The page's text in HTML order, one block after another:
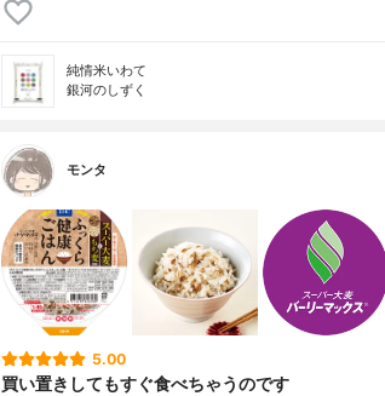
純情米いわて
銀河のしずく
モンタ
5.00
買い置きしてもすぐ食べちゃうのです